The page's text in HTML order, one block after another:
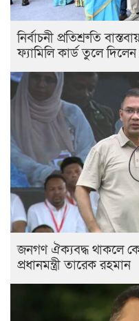
নির্বাচনী প্রতিশ্রুতি
ফ্যামিলি কার্ড তুলে দিলেন
জনগণ ঐক্যবদ্ধ থাকলে
প্রধানমন্ত্রী তারেক রহমান